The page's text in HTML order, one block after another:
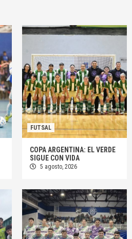
FUTSAL
COPA ARGENTINA: EL VERDE
SIGUE CON VIDA
5 agosto, 2026